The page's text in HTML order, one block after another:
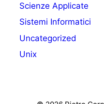
Scienze Applicate
Sistemi Informatici
Uncategorized
Unix